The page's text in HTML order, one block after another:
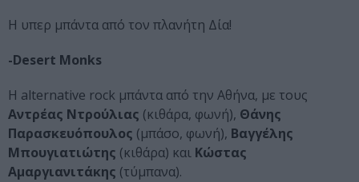
Η υπερ μπάντα από τον πλανήτη Δία!
-Desert Monks
Η alternative rock μπάντα από την Αθήνα, με τους
Αντρέας Ντρούλιας (κιθάρα, φωνή), Θάνης
Παρασκευόπουλος (μπάσο, φωνή), Βαγγέλης
Μπουγιατιώτης (κιθάρα) και Κώστας
Αμαργιανιτάκης (τύμπανα).